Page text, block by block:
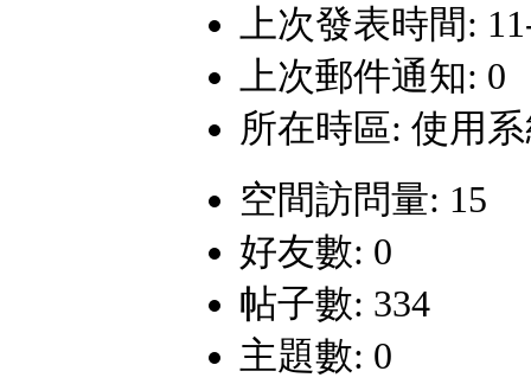
上次發表時間:
上次郵件通知: 0
所在時區: 使用
空間訪問量: 15
好友數: 0
帖子數: 334
主題數: 0